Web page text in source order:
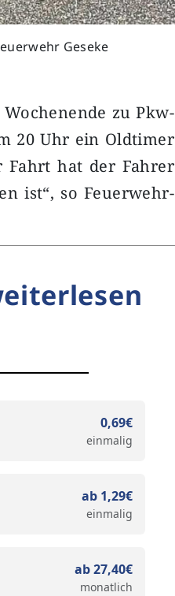
Geseke
zu Pkw-
20 Uhr ein Oldtimer
Fahrt hat der Fahrer
ist“, so Feuerwehr-
0,69€
einmalig
ab 1,29€
einmalig
ab 27,40€
monatlich